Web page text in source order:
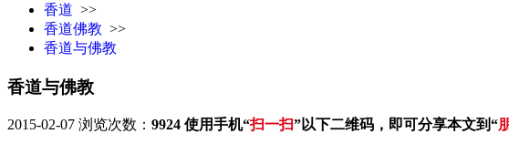
香道 >>
香道佛教 >>
香道与佛教
香道与佛教
2015-02-07 浏览次数： 9924 使用手机“扫一扫”以下二维码，即可分享本文到“